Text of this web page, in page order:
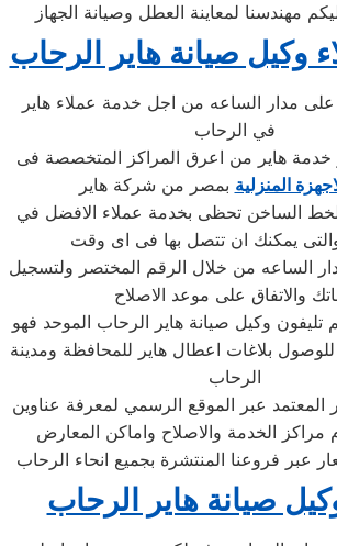
وكيل صيانة هاير الرحاب
في الرحاب
خدمة هاير من اعرق المراكز المتخصصة فى
المنزلية بمصر من شركة هاير
الساخن تحظى بخدمة عملاء الافضل في
يمكنك ان تتصل بها فى اى وقت
الساعه من خلال الرقم المختصر ولتسجيل
والاتفاق على موعد الاصلاح
تليفون وكيل صيانة هاير الرحاب الموحد فهو
للوصول بلاغات اعطال هاير للمحافظة ومدينة
الرحاب
المعتمد عبر الموقع الرسمي لمعرفة عناوين
مراكز الخدمة والاصلاح واماكن المعارض
عبر فروعنا المنتشرة بجميع انحاء الرحاب
صيانة هاير الرحاب